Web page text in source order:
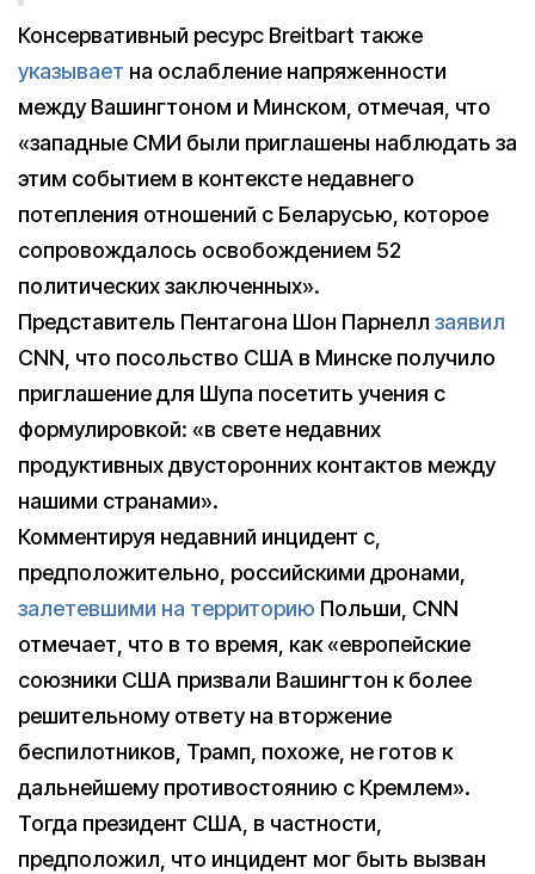
Консервативный ресурс Breitbart также
указывает на ослабление напряженности
между Вашингтоном и Минском, отмечая, что
«западные СМИ были приглашены наблюдать за
этим событием в контексте недавнего
потепления отношений с Беларусью, которое
сопровождалось освобождением 52
политических заключенных».
Представитель Пентагона Шон Парнелл заявил
CNN, чтo посольство США в Минске получило
приглашение для Шупа посетить учения с
формулировкой: «в свете недавних
продуктивных двусторонних контактов между
нашими странами».
Комментируя недавний инцидент с,
предположительно, российскими дронами,
залетевшими на территорию Польши, CNN
отмечает, что в то время, как «европейские
союзники США призвали Вашингтон к более
решительному ответу на вторжение
беспилотников, Трамп, похоже, не готов к
дальнейшему противостоянию с Кремлем».
Тогда президент США, в частности,
предположил, что инцидент мог быть вызван